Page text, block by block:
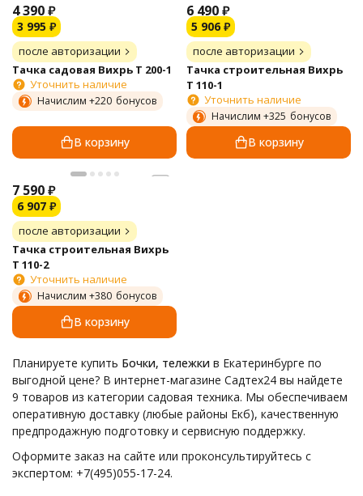
4 390₽
3 995 ₽
после авторизации
Тачка садовая Вихрь Т 200-1
Уточнить наличие
Начислим +220 бонусов
В корзину
6 490₽
5 906 ₽
после авторизации
Тачка строительная Вихрь
Т 110-1
Уточнить наличие
Начислим +325 бонусов
В корзину
7 590₽
6 907 ₽
после авторизации
Тачка строительная Вихрь
Т 110-2
Уточнить наличие
Начислим +380 бонусов
В корзину
Планируете купить Бочки, тележки в Екатеринбурге по
выгодной цене? В интернет-магазине Садтех24 вы найдете
9 товаров из категории садовая техника. Мы обеспечиваем
оперативную доставку (любые районы Екб), качественную
предпродажную подготовку и сервисную поддержку.
Оформите заказ на сайте или проконсультируйтесь с
экспертом: +7(495)055-17-24.